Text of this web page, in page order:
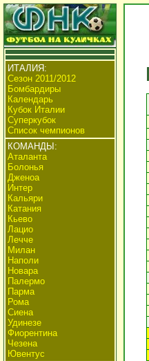
ИТАЛИЯ:
Сезон 2011/2012
Бомбардиры
Календарь
Кубок Италии
Суперкубок
Список чемпионов
КОМАНДЫ:
Аталанта
Болонья
Дженоа
Интер
Кальяри
Катания
Кьево
Лацио
Лечче
Милан
Наполи
Новара
Палермо
Парма
Рома
Сиена
Удинезе
Фиорентина
Чезена
Ювентус